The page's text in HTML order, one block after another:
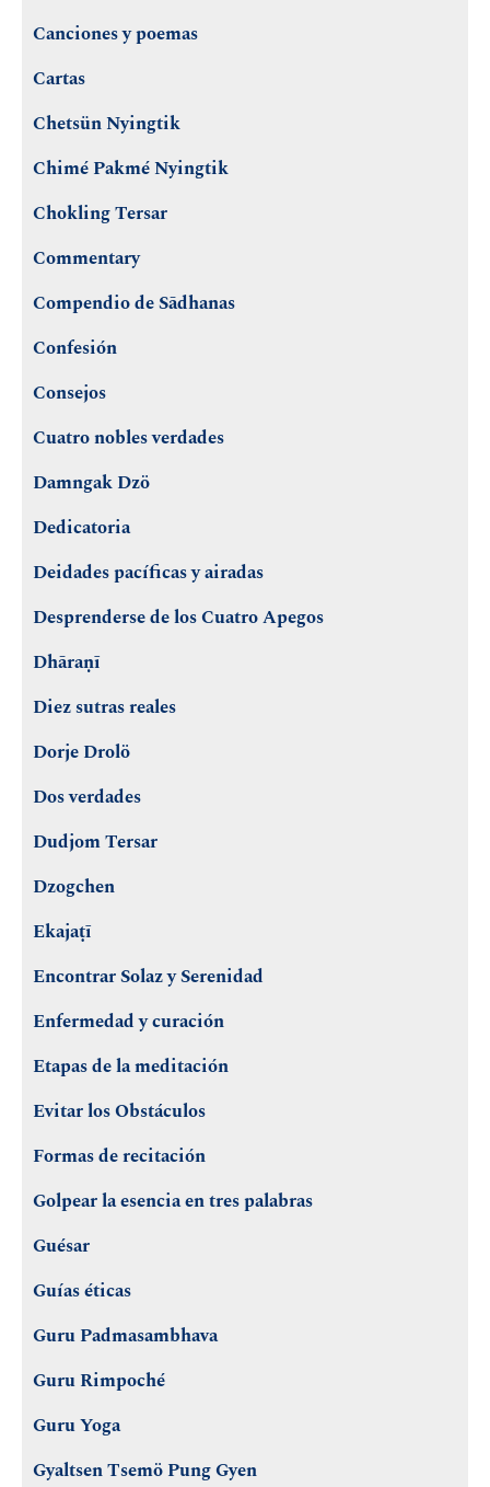
Canciones y poemas
Cartas
Chetsün Nyingtik
Chimé Pakmé Nyingtik
Chokling Tersar
Commentary
Compendio de Sādhanas
Confesión
Consejos
Cuatro nobles verdades
Damngak Dzö
Dedicatoria
Deidades pacíficas y airadas
Desprenderse de los Cuatro Apegos
Dhāraṇī
Diez sutras reales
Dorje Drolö
Dos verdades
Dudjom Tersar
Dzogchen
Ekajaṭī
Encontrar Solaz y Serenidad
Enfermedad y curación
Etapas de la meditación
Evitar los Obstáculos
Formas de recitación
Golpear la esencia en tres palabras
Guésar
Guías éticas
Guru Padmasambhava
Guru Rimpoché
Guru Yoga
Gyaltsen Tsemö Pung Gyen